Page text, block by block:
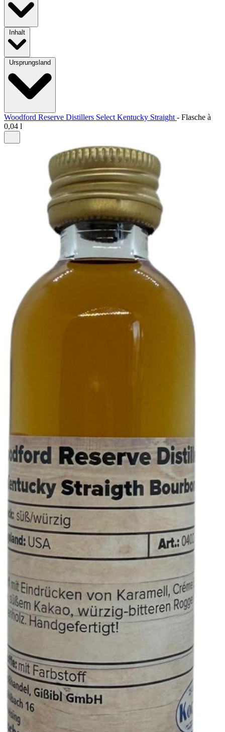
Inhalt
Ursprungsland
Woodford Reserve Distillers Select Kentucky Straight - Flasche à
0,04 l